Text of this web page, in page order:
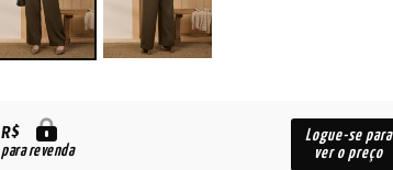
R$
para revenda
Logue-se para
ver o preço